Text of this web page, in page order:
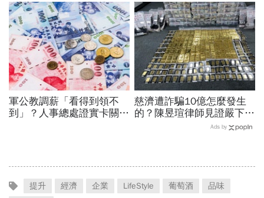
蚊子館也變無人機聚落
軍公教調薪「看得到領不
到」？人事總處證實卡關，
慈濟遭詐騙10億怎麼發生
的？陳昱瑄律師見證嚴下跪
博信任！豪宅藏158公斤黃
Ads by
提升 經濟 企業 LifeStyle 葡萄酒
品味